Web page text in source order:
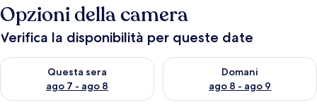
Opzioni della camera
Verifica la disponibilità per queste date
Questa sera
ago 7 - ago 8
Verifica la disponibilità per questa sera, ago 7 - ago 8
Domani
ago 8 - ago 9
Verifica la disponibilità per